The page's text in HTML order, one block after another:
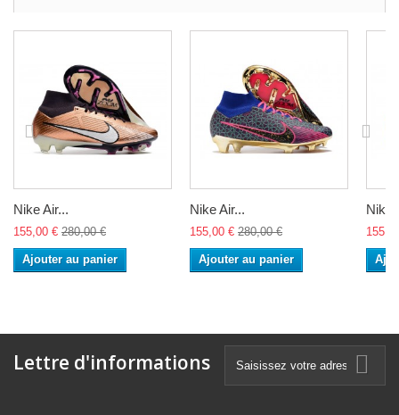
Nike Air...
155,00 € 280,00 €
Ajouter au panier
Nike Air...
155,00 € 280,00 €
Ajouter au panier
Nike
Lettre d'informations